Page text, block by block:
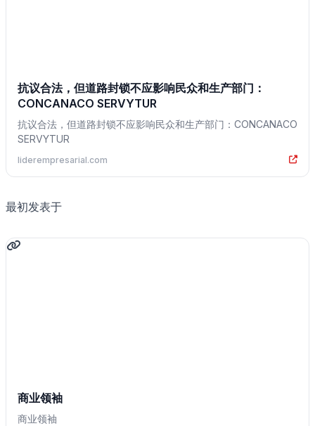
抗议合法，但道路封锁不应影响民众和生产部门：
CONCANACO SERVYTUR
抗议合法，但道路封锁不应影响民众和生产部门：CONCANACO
SERVYTUR
liderempresarial.com
最初发表于
商业领袖
商业领袖